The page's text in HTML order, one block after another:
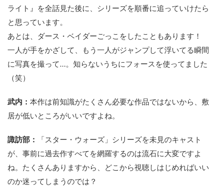
ライト』を全話見た後に、シリーズを順番に追っていけたら
と思っています。
あとは、ダース・ベイダーごっこをしたこともあります！
一人が手をかざして、もう一人がジャンプして浮いてる瞬間
に写真を撮って…。知らないうちにフォースを使ってました
（笑）
武内： 本作は前知識がたくさん必要な作品ではないから、敷
居が低いところがいいですよね。
諏訪部：
「スター・ウォーズ」シリーズを未見のキャスト
が、事前に過去作すべてを網羅するのは流石に大変ですよ
ね。たくさんありますから、どこから視聴しはじめればいい
のか迷ってしまうのでは？